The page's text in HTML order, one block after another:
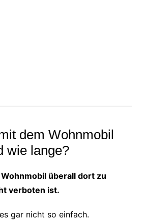
dem Wohnmobil
wie lange?
überall dort zu
verboten ist.
gar nicht so einfach.